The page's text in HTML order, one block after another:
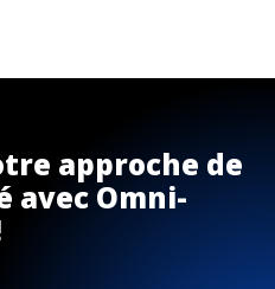
approche de
avec Omni-